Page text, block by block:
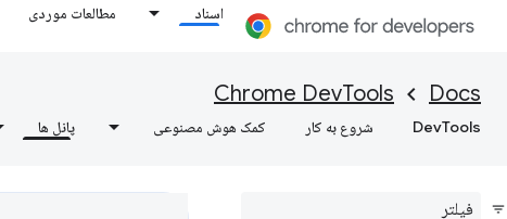
اسناد مطالعات موردی
Docs
Chrome DevTools
DevTools شروع به کار کمک هوش مصنوعی پانل ها
یافته های عملکرد خود را حاشیه
های عملکرد خود را حاشیه نویسی کنید
و به اشتراک بگذارید
مرجع رویداد خط زمانی